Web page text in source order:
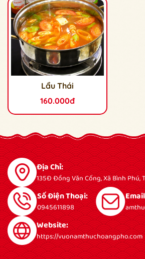
Lẩu Thái
160.000đ
Địa Chỉ:
135Đ Đồng Văn Cống, Xã Bình Phú,
Số Điện Thoại:
0945611898
Website:
https://vuonamthuchoangpho.com